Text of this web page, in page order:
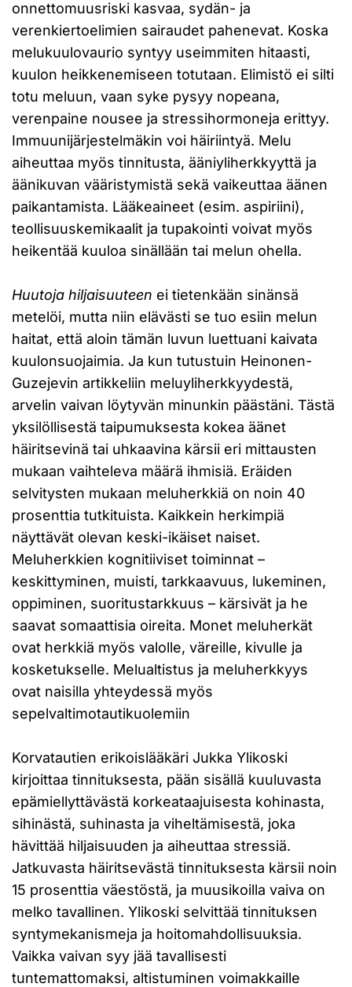
onnettomuusriski kasvaa, sydän- ja
verenkiertoelimien sairaudet pahenevat. Koska
melukuulovaurio syntyy useimmiten hitaasti,
kuulon heikkenemiseen totutaan. Elimistö ei silti
totu meluun, vaan syke pysyy nopeana,
verenpaine nousee ja stressihormoneja erittyy.
Immuunijärjestelmäkin voi häiriintyä. Melu
aiheuttaa myös tinnitusta, ääniyliherkkyyttä ja
äänikuvan vääristymistä sekä vaikeuttaa äänen
paikantamista. Lääkeaineet (esim. aspiriini),
teollisuuskemikaalit ja tupakointi voivat myös
heikentää kuuloa sinällään tai melun ohella.
Huutoja hiljaisuuteen ei tietenkään sinänsä
metelöi, mutta niin elävästi se tuo esiin melun
haitat, että aloin tämän luvun luettuani kaivata
kuulonsuojaimia. Ja kun tutustuin Heinonen-
Guzejevin artikkeliin meluyliherkkyydestä,
arvelin vaivan löytyvän minunkin päästäni. Tästä
yksilöllisestä taipumuksesta kokea äänet
häiritsevinä tai uhkaavina kärsii eri mittausten
mukaan vaihteleva määrä ihmisiä. Eräiden
selvitysten mukaan meluherkkiä on noin 40
prosenttia tutkituista. Kaikkein herkimpiä
näyttävät olevan keski-ikäiset naiset.
Meluherkkien kognitiiviset toiminnat –
keskittyminen, muisti, tarkkaavuus, lukeminen,
oppiminen, suoritustarkkuus – kärsivät ja he
saavat somaattisia oireita. Monet meluherkät
ovat herkkiä myös valolle, väreille, kivulle ja
kosketukselle. Melualtistus ja meluherkkyys
ovat naisilla yhteydessä myös
sepelvaltimotautikuolemiin
Korvatautien erikoislääkäri Jukka Ylikoski
kirjoittaa tinnituksesta, pään sisällä kuuluvasta
epämiellyttävästä korkeataajuisesta kohinasta,
sihinästä, suhinasta ja viheltämisestä, joka
hävittää hiljaisuuden ja aiheuttaa stressiä.
Jatkuvasta häiritsevästä tinnituksesta kärsii noin
15 prosenttia väestöstä, ja muusikoilla vaiva on
melko tavallinen. Ylikoski selvittää tinnituksen
syntymekanismeja ja hoitomahdollisuuksia.
Vaikka vaivan syy jää tavallisesti
tuntemattomaksi, altistuminen voimakkaille